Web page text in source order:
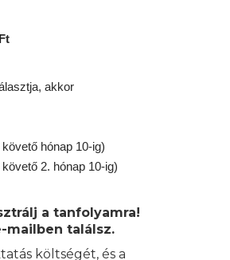
akkor
hónap 10-ig)
2. hónap 10-ig)
a tanfolyamra!
mailben találsz.
költségét, és a